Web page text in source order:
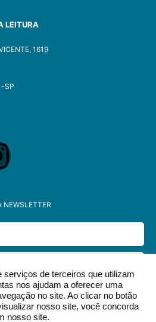
LEITURA
1619
-SP​
NEWSLETTER
ENVIAR
serviços de terceiros que utilizam
nos ajudam a oferecer uma
no site. Ao clicar no botão
nosso site, você concorda
nosso site.